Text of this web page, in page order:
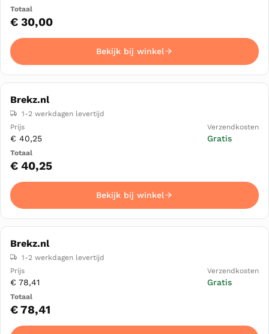
€ 30,00
Bekijk bij winkel
Brekz.nl
1-2 werkdagen levertijd
€ 40,25 Gratis
€ 40,25
Bekijk bij winkel
Brekz.nl
1-2 werkdagen levertijd
€ 78,41 Gratis
€ 78,41